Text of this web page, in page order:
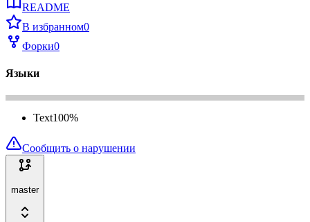
README
В избранном0
Форки0
Языки
Text100%
Сообщить о нарушении
master